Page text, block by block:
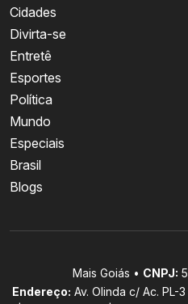
Cidades
Divirta-se
Entretê
Esportes
Política
Mundo
Especiais
Brasil
Blogs
Mais Goiás • CNPJ:
Endereço: Av. Olinda c/ Ac. PL-